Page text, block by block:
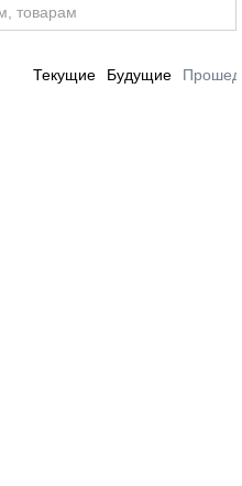
Текущие Будущие